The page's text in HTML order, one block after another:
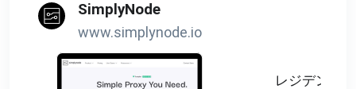
SimplyNode
www.simplynode.io
レジデンシ